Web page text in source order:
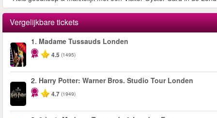
Vergelijkbare tickets
-25%
1. Madame Tussauds Londen
4.5 (1495)
2. Harry Potter: Warner Bros. Studio Tour Londen
4.7 (1949)